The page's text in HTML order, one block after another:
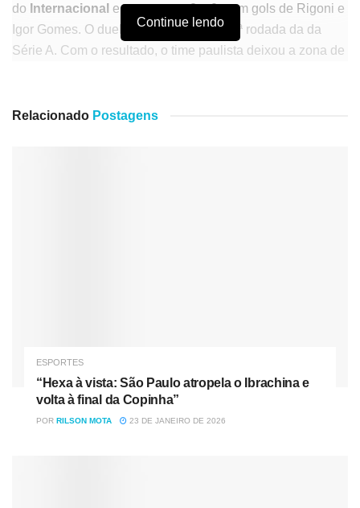
do Internacional e venceu por 2 a 0, com gols de Rigoni e
Igor Gomes. O duelo aconteceu pela 10ª rodada da da
Série A. Com o resultado, o time paulista deixou a zona de
+Confira a tabela do Brasileirão!
Etapa inicial animada em Porto Alegre. O Tricolor foi ligeiro
e abriu o placar logo no primeiro lance: Rigoni foi
Continue lendo
Relacionado Postagens
ESPORTES
“Hexa à vista: São Paulo atropela o Ibrachina e
volta à final da Copinha”
POR RILSON MOTA 23 DE JANEIRO DE 2026